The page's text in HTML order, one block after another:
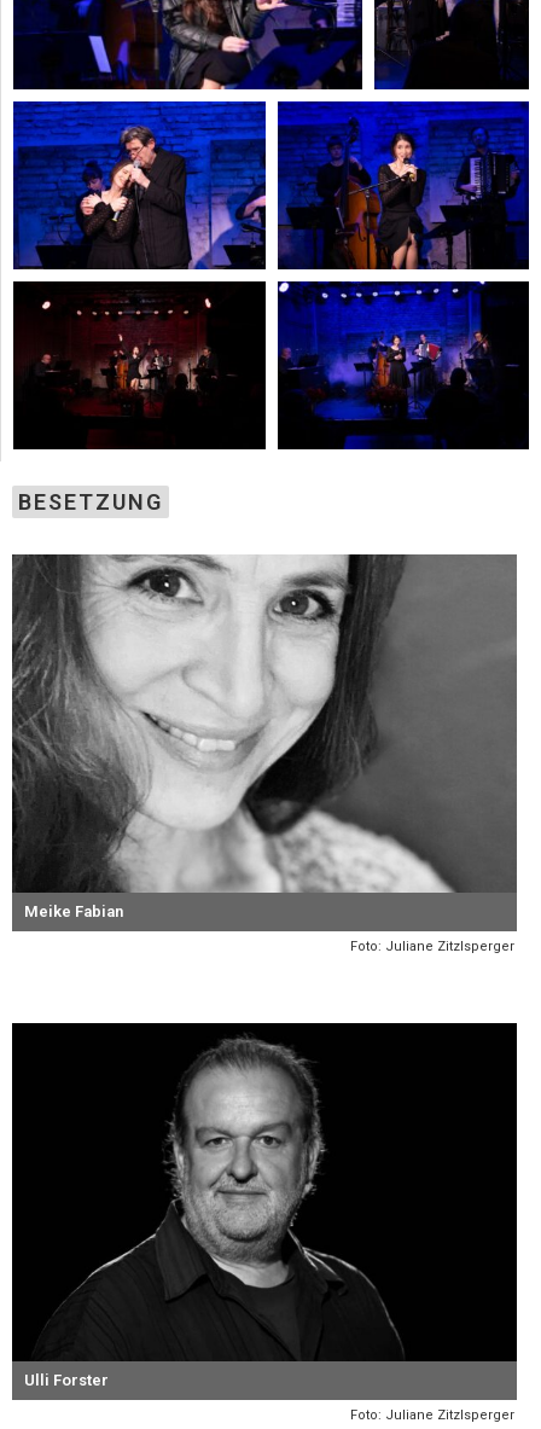
BESETZUNG
Meike Fabian
Foto: Juliane Zitzlsperger
Ulli Forster
Foto: Juliane Zitzlsperger